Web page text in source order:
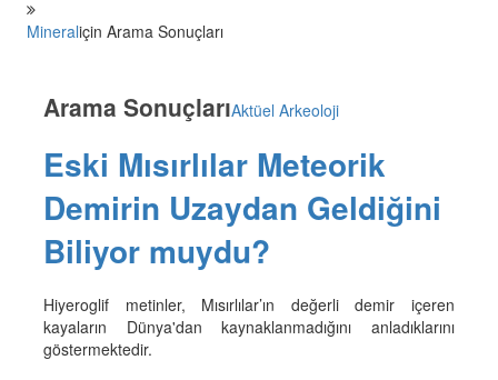
Mineraliçin Arama Sonuçları
Arama SonuçlarıAktüel Arkeoloji
Eski Mısırlılar Meteorik
Demirin Uzaydan Geldiğini
Biliyor muydu?
Hiyeroglif metinler, Mısırlılar’ın değerli demir içeren
kayaların Dünya'dan kaynaklanmadığını anladıklarını
göstermektedir.